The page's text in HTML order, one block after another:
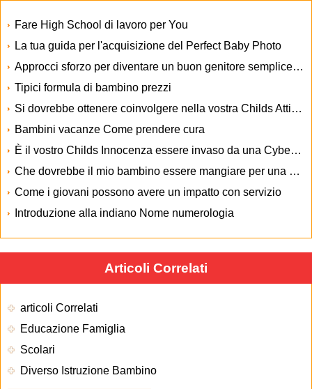
Fare High School di lavoro per You
La tua guida per l'acquisizione del Perfect Baby Photo
Approcci sforzo per diventare un buon genitore semplicemente facendo Il genitore Destra Selections
Tipici formula di bambino prezzi
Si dovrebbe ottenere coinvolgere nella vostra Childs Attività
Bambini vacanze Come prendere cura
È il vostro Childs Innocenza essere invaso da una Cyber ​​Stalker
Che dovrebbe il mio bambino essere mangiare per una salute ottimale
Come i giovani possono avere un impatto con servizio
Introduzione alla indiano Nome numerologia
Articoli Correlati
articoli Correlati
Educazione Famiglia
Scolari
Diverso Istruzione Bambino